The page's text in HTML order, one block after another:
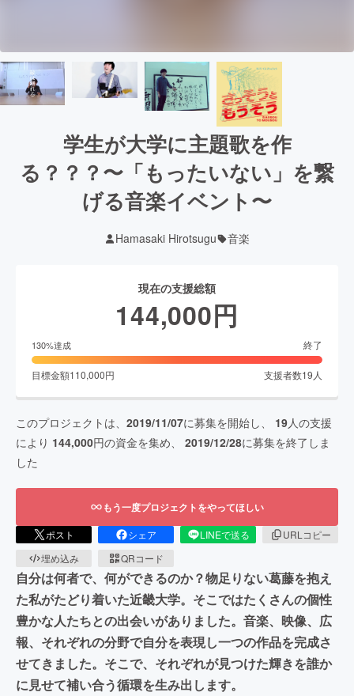
学生が大学に主題歌を作
る？？？〜「もったいない」を繋
げる音楽イベント〜
Hamasaki Hirotsugu 音楽
現在の支援総額
144,000円
130%達成 終了
目標金額110,000円 支援者数19 人
このプロジェクトは、 2019/11/07に募集を開始し、 19人の支援
により 144,000円の資金を集め、 2019/12/28に募集を終了しま
した
もう一度プロジェクトをやってほしい
ポスト シェア LINEで送る
URLコピー
埋め込み
QRコード
自分は何者で、何ができるのか？物足りない葛藤を抱え
た私がたどり着いた近畿大学。そこではたくさんの個性
豊かな人たちとの出会いがありました。音楽、映像、広
報、それぞれの分野で自分を表現し一つの作品を完成さ
せてきました。そこで、それぞれが見つけた輝きを誰か
に見せて補い合う循環を生み出します。